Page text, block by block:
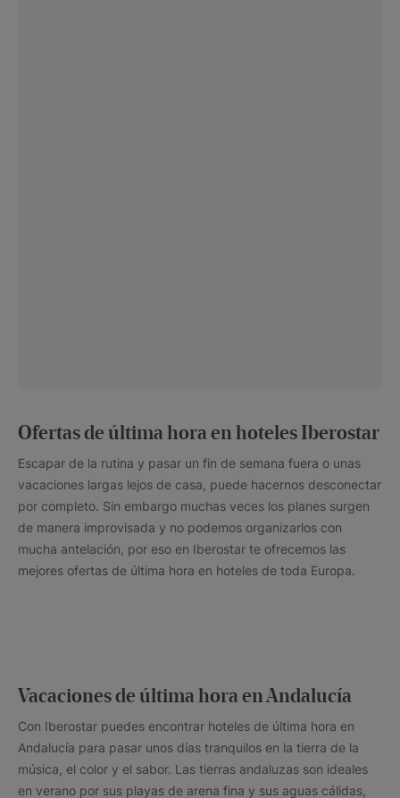
Ofertas de última hora en hoteles Iberostar
Escapar de la rutina y pasar un fin de semana fuera o unas
vacaciones largas lejos de casa, puede hacernos desconectar
por completo. Sin embargo muchas veces los planes surgen
de manera improvisada y no podemos organizarlos con
mucha antelación, por eso en Iberostar te ofrecemos las
mejores ofertas de última hora en hoteles de toda Europa.
Vacaciones de última hora en Andalucía
Con Iberostar puedes encontrar hoteles de última hora en
Andalucía para pasar unos días tranquilos en la tierra de la
música, el color y el sabor. Las tierras andaluzas son ideales
en verano por sus playas de arena fina y sus aguas cálidas,